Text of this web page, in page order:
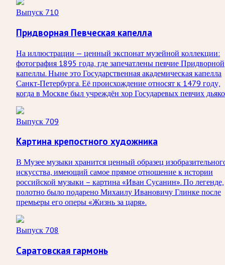
Выпуск 710
Придворная Певческая капелла
На иллюстрации — ценный экспонат музейной коллекции:
фотография 1895 года, где запечатлены певчие Придворной
капеллы. Ныне это Государственная академическая капелла
Санкт‑Петербурга. Её происхождение относят к 1479 году,
когда в Москве был учреждён хор Государевых певчих
Выпуск 709
Картина крепостного художника
В Музее музыки хранится ценный образец
искусства, имеющий самое прямое отношение к истории
российской музыки – картина «Иван Сусанин». По легенде,
полотно было подарено Михаилу Ивановичу Глинке после
премьеры его оперы «Жизнь за царя».
Выпуск 708
Саратовская гармонь